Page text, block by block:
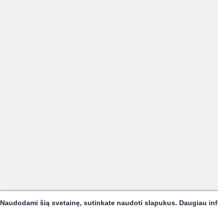
Naudodami šią svetainę, sutinkate naudoti slapukus. Daugiau